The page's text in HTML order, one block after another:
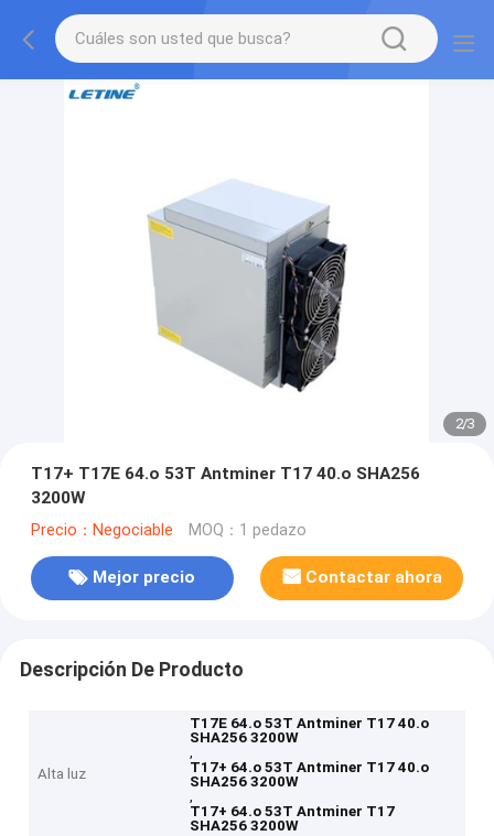
2/3
T17+ T17E 64.o 53T Antminer T17 40.o SHA256
3200W
Precio：Negociable MOQ：1 pedazo
Mejor precio Contactar ahora
Descripción De Producto
Alta luz
T17E 64.o 53T Antminer T17 40.o
SHA256 3200W
,
T17+ 64.o 53T Antminer T17 40.o
SHA256 3200W
,
T17+ 64.o 53T Antminer T17
SHA256 3200W